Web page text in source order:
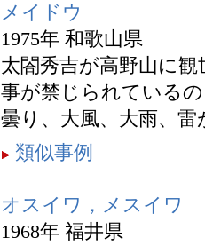
メイドウ
1975年 和歌山県
太閤秀吉が高野山に
事が禁じられている
曇り、大風、大雨、
類似事例
オスイワ，メスイワ
1968年 福井県